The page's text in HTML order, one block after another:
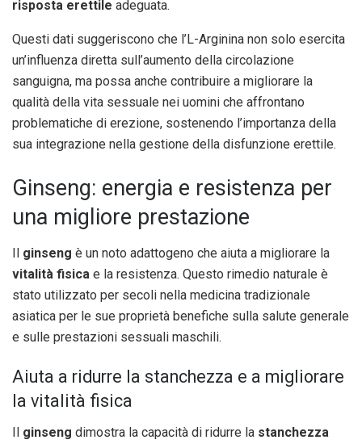
risposta erettile adeguata.
Questi dati suggeriscono che l’L-Arginina non solo esercita
un’influenza diretta sull’aumento della circolazione
sanguigna, ma possa anche contribuire a migliorare la
qualità della vita sessuale nei uomini che affrontano
problematiche di erezione, sostenendo l’importanza della
sua integrazione nella gestione della disfunzione erettile.
Ginseng: energia e resistenza per
una migliore prestazione
Il ginseng è un noto adattogeno che aiuta a migliorare la
vitalità fisica e la resistenza. Questo rimedio naturale è
stato utilizzato per secoli nella medicina tradizionale
asiatica per le sue proprietà benefiche sulla salute generale
e sulle prestazioni sessuali maschili.
Aiuta a ridurre la stanchezza e a migliorare
la vitalità fisica
Il ginseng dimostra la capacità di ridurre la stanchezza